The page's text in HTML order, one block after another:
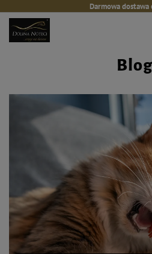
Darmowa dostawa
Blog